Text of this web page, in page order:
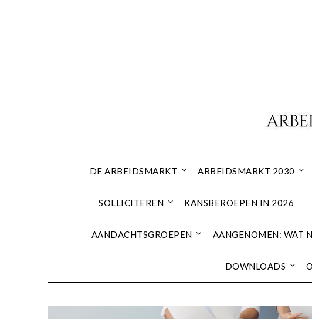
DE ARBEIDSMARKT ARBEIDSMARKT 2030
SOLLICITEREN KANSBEROEPEN IN 2026
AANDACHTSGROEPEN AANGENOMEN: WAT
DOWNLOADS